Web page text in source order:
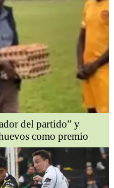
del partido” y
como premio